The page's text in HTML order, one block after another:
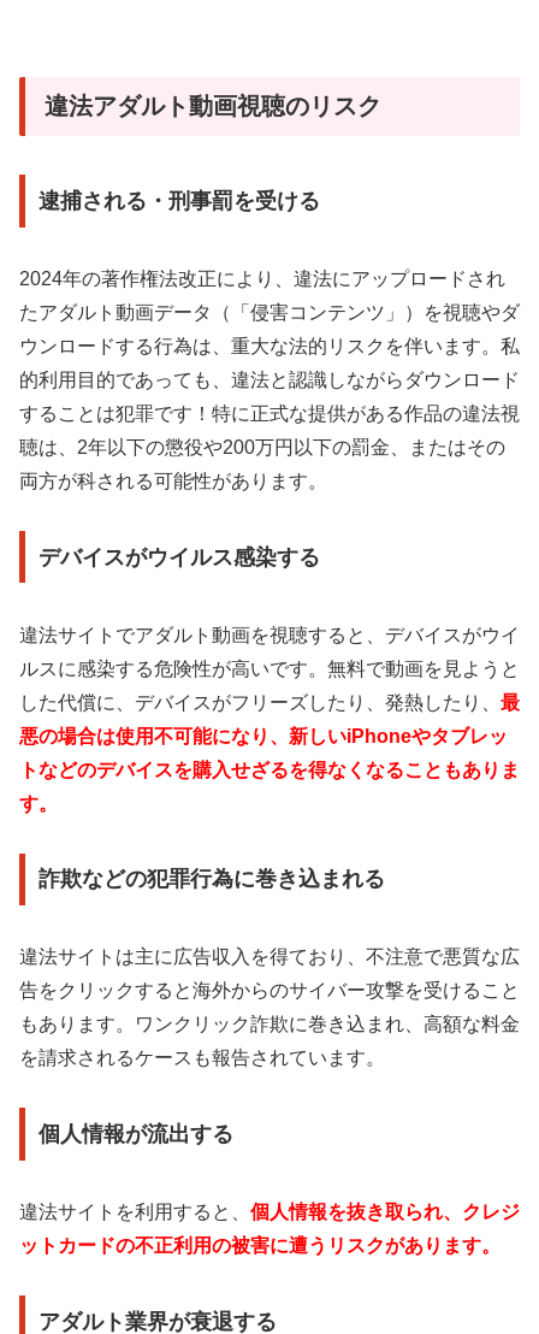
違法アダルト動画視聴のリスク
逮捕される・刑事罰を受ける
2024年の著作権法改正により、違法にアップロードされ
たアダルト動画データ（「侵害コンテンツ」）を視聴やダ
ウンロードする行為は、重大な法的リスクを伴います。私
的利用目的であっても、違法と認識しながらダウンロード
することは犯罪です！特に正式な提供がある作品の違法視
聴は、2年以下の懲役や200万円以下の罰金、またはその
両方が科される可能性があります。
デバイスがウイルス感染する
違法サイトでアダルト動画を視聴すると、デバイスがウイ
ルスに感染する危険性が高いです。無料で動画を見ようと
した代償に、デバイスがフリーズしたり、発熱したり、 最
悪の場合は使用不可能になり、新しいiPhoneやタブレッ
トなどのデバイスを購入せざるを得なくなることもありま
す。
詐欺などの犯罪行為に巻き込まれる
違法サイトは主に広告収入を得ており、不注意で悪質な広
告をクリックすると海外からのサイバー攻撃を受けること
もあります。ワンクリック詐欺に巻き込まれ、高額な料金
を請求されるケースも報告されています。
個人情報が流出する
違法サイトを利用すると、 個人情報を抜き取られ、クレジ
ットカードの不正利用の被害に遭うリスクがあります。
アダルト業界が衰退する